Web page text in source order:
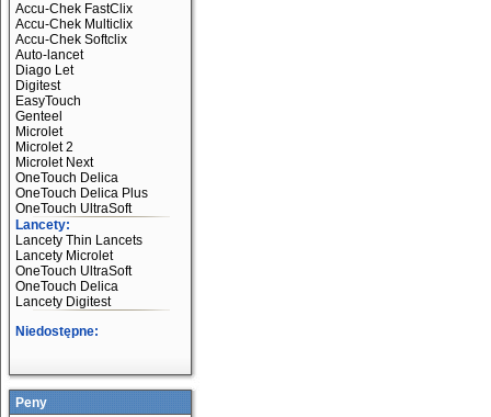
Accu-Chek FastClix
Accu-Chek Multiclix
Accu-Chek Softclix
Auto-lancet
Diago Let
Digitest
EasyTouch
Genteel
Microlet
Microlet 2
Microlet Next
OneTouch Delica
OneTouch Delica Plus
OneTouch UltraSoft
Lancety:
Lancety Thin Lancets
Lancety Microlet
OneTouch UltraSoft
OneTouch Delica
Lancety Digitest
Niedostępne:
Peny